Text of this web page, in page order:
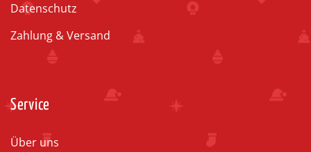
Datenschutz
Zahlung & Versand
Service
Über uns